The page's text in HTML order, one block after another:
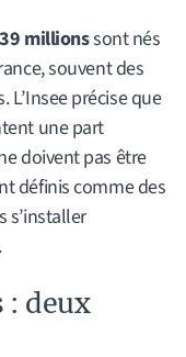
millionssont nés
souvent des
précise que
une part
doivent pas être
définis comme des
s’installer
: deux